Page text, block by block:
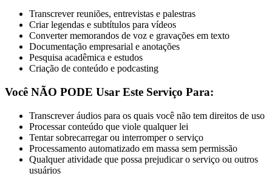
LANGUAGE
EN
English
DE
Deutsch
中文 العربية
日本語
PL
Polski
VI
Tiếng Việt
Transcrever reuniões, entrevistas e palestras
Criar legendas e subtítulos para vídeos
Converter memorandos de voz e gravações em texto
Documentação empresarial e anotações
Pesquisa acadêmica e estudos
Criação de conteúdo e podcasting
Você NÃO PODE Usar Este Serviço Para:
Transcrever áudios para os quais você não tem direitos de uso
Processar conteúdo que viole qualquer lei
Tentar sobrecarregar ou interromper o serviço
Processamento automatizado em massa sem permissão
Qualquer atividade que possa prejudicar o serviço ou outros
usuários